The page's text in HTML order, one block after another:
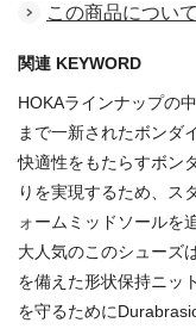
この商品につい
関連 KEYWORD
HOKAラインナップの
まで一新されたボンダ
快適性をもたらすボン
りを実現するため、ス
ォームミッドソールを
大人気のこのシューズ
を備えた形状保持ニッ
を守るために